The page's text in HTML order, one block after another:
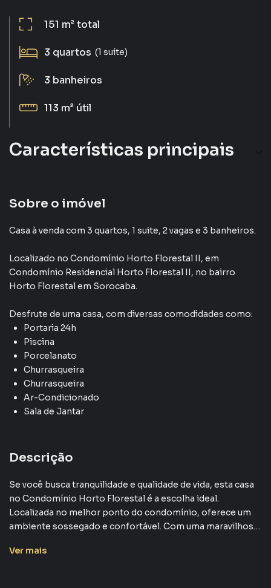
151 m²total
3 quartos (1 suíte)
3 banheiros
113 m² útil
Características principais
Aquecimento Solar
Portaria 24h
Piscina
Portão Eletrônico
Sobre o imóvel
Casa à venda com 3 quartos, 1 suite, 2 vagas e 3 banheiros.
Localizado no Condomínio Horto Florestal II, em
Condomínio Residencial Horto Florestal II, no bairro
Horto Florestalem Sorocaba.
Desfrute de uma casa, com diversas comodidades como:
Portaria 24h
Piscina
Porcelanato
Churrasqueira
Churrasqueira
Ar-Condicionado
Sala de Jantar
Descrição
Se você busca tranquilidade e qualidade de vida, esta casa
no Condomínio Horto Florestal é a escolha ideal.
Localizada no melhor ponto do condomínio, oferece um
ambiente sossegado e confortável. Com uma maravilhosa
para sua conveniência, este imóvel é a realização do seu
Ver mais